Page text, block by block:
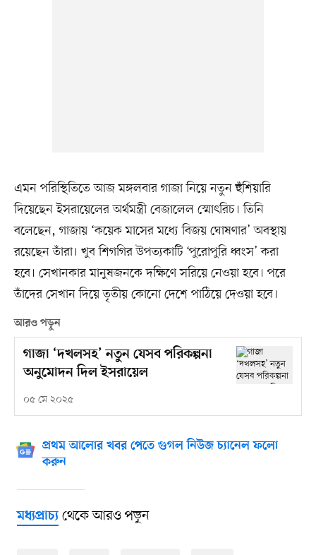
এমন পরিস্থিতিতে আজ মঙ্গলবার গাজা নিয়ে নতুন হুঁশিয়ারি
দিয়েছেন ইসরায়েলের অর্থমন্ত্রী বেজালেল স্মোৎরিচ। তিনি
বলেছেন, গাজায় ‘কয়েক মাসের মধ্যে বিজয় ঘোষণার’ অবস্থায়
রয়েছেন তাঁরা। খুব শিগগির উপত্যকাটি ‘পুরোপুরি ধ্বংস’ করা
হবে। সেখানকার মানুষজনকে দক্ষিণে সরিয়ে নেওয়া হবে। পরে
তাঁদের সেখান দিয়ে তৃতীয় কোনো দেশে পাঠিয়ে দেওয়া হবে।
আরও পড়ুন
গাজা ‘দখলসহ’ নতুন যেসব পরিকল্পনা
অনুমোদন দিল ইসরায়েল
০৫ মে ২০২৫
প্রথম আলোর খবর পেতে গুগল নিউজ চ্যানেল ফলো
করুন
মধ্যপ্রাচ্যথেকে আরও পড়ুন